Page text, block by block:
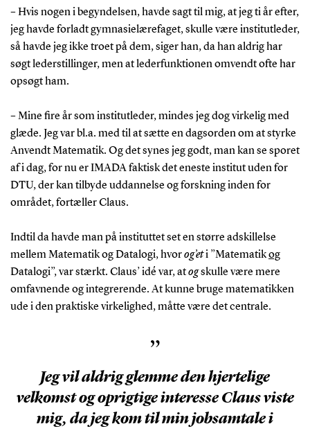
– Hvis nogen i begyndelsen, havde sagt til mig, at jeg ti år efter,
jeg havde forladt gymnasielærefaget, skulle være institutleder,
så havde jeg ikke troet på dem, siger han, da han aldrig har
søgt lederstillinger, men at lederfunktionen omvendt ofte har
opsøgt ham.
– Mine fire år som institutleder, mindes jeg dog virkelig med
glæde. Jeg var bl.a. med til at sætte en dagsorden om at styrke
Anvendt Matematik. Og det synes jeg godt, man kan se sporet
af i dag, for nu er IMADA faktisk det eneste institut uden for
DTU, der kan tilbyde uddannelse og forskning inden for
området, fortæller Claus.
Indtil da havde man på instituttet set en større adskillelse
mellem Matematik og Datalogi, hvorog’eti ”Matematikog
Datalogi”, var stærkt. Claus’ idé var, atogskulle være mere
omfavnende og integrerende. At kunne bruge matematikken
ude i den praktiske virkelighed, måtte være det centrale.
”
Jeg vil aldrig glemme den hjertelige
velkomst og oprigtige interesse Claus viste
mig, da jeg kom til min jobsamtale i